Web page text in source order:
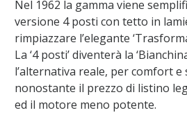
Nel 1962 la gamma viene
versione 4 posti con tetto in
rimpiazzare l’elegante
La ‘4 posti’ diventerà la
l’alternativa reale, per comfort e
nonostante il prezzo di listino
ed il motore meno potente.